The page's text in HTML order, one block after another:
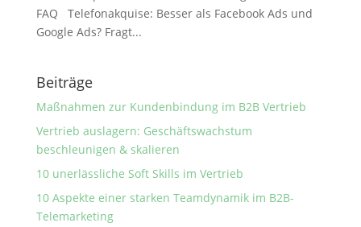
FAQ Telefonakquise: Besser als Facebook Ads und
Google Ads? Fragt...
Beiträge
Maßnahmen zur Kundenbindung im B2B Vertrieb
Vertrieb auslagern: Geschäftswachstum
beschleunigen & skalieren
10 unerlässliche Soft Skills im Vertrieb
10 Aspekte einer starken Teamdynamik im B2B-
Telemarketing